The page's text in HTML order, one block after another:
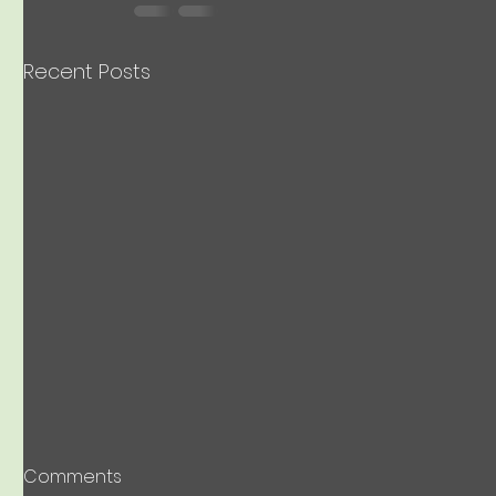
Recent Posts
Comments